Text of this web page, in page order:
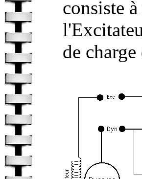
consiste
de